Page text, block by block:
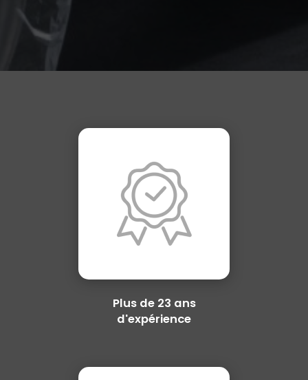
Plus de 23 ans
d'expérience